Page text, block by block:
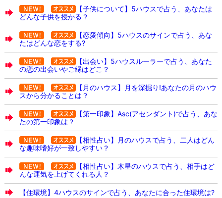
【子供について】5ハウスで占う、あなたは
どんな子供を授かる？
【恋愛傾向】5ハウスのサインで占う、あな
たはどんな恋をする?
【出会い】5ハウスルーラーで占う、あなた
の恋の出会いやご縁はどこ？
【月のハウス】月を深掘り!あなたの月のハウ
スから分かることは？
【第一印象】Asc(アセンダント)で占う、あな
たの第一印象は？
【相性占い】月のハウスで占う、二人はどん
な趣味嗜好が一致しやすい？
【相性占い】木星のハウスで占う、相手はど
んな運気を上げてくれる人？
【住環境】4ハウスのサインで占う、あなたに合った住環境は?